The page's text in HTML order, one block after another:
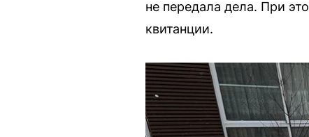
не передала дела. При
квитанции.